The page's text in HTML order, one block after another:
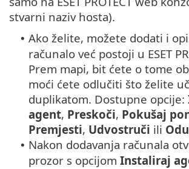
stvarni naziv hosta).
• Ako želite, možete dodati i
računalo već postoji u ESET
Prem mapi, bit ćete o tome
moći ćete odlučiti što želite
duplikatom. Dostupne opcije:
agent, Preskoči, Pokušaj
Premjesti, Udvostruči ili
• Nakon dodavanja računala
prozor s opcijom Instaliraj